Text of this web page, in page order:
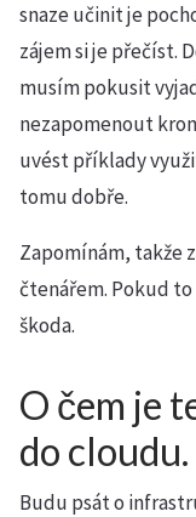
snaze učinit je
zájem si je přečíst.
musím pokusit
nezapomenout
uvést příklady
tomu dobře.
Zapomínám, takže
čtenářem. Pokud
škoda.
O čem je
do cloudu.
Budu psát o